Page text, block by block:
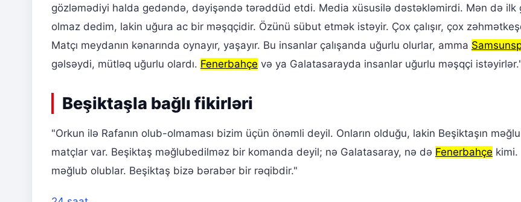
gözləmədiyi halda gedəndə, dəyişəndə tərəddüd etdi. Media xüsusilə dəstəkləmirdi. Mən də ilk
olmaz dedim, lakin uğura ac bir məşqçidir. Özünü sübut etmək istəyir. Çox çalışır, çox
Matçı meydanın kənarında oynayır, yaşayır. Bu insanlar çalışanda uğurlu olurlar, amma
gəlsəydi, mütləq uğurlu olardı. Fenerbahçe və ya Galatasarayda insanlar uğurlu məşqçi
Beşiktaşla bağlı fikirləri
"Orkun ilə Rafanın olub-olmaması bizim üçün önəmli deyil. Onların olduğu, lakin Beşiktaşın
matçlar var. Beşiktaş məğlubedilməz bir komanda deyil; nə Galatasaray, nə də Fenerbahçe kimi.
məğlub olublar. Beşiktaş bizə bərabər bir rəqibdir."